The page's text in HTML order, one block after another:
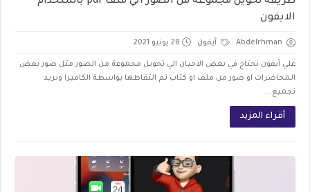
الايفون
Abdelrhman آيفون 28 يونيو 2021
علي آيفون نحتاج في بعض الاحيان الي تحويل مجموعة من الصور مثل صور بعض
المحاضرات او صور من ملف او كتاب تم التقاطها بواسطة الكاميرا ونريد
تجميع...
أقراء المزيد